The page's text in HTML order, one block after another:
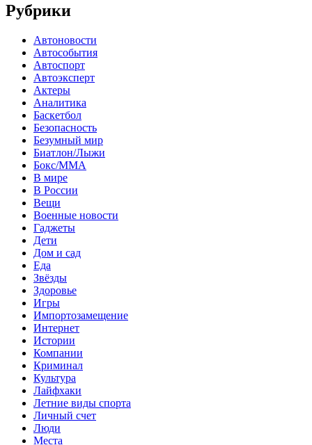
Рубрики
Автоновости
Автособытия
Автоспорт
Автоэксперт
Актеры
Аналитика
Баскетбол
Безопасность
Безумный мир
Биатлон/Лыжи
Бокс/MMA
В мире
В России
Вещи
Военные новости
Гаджеты
Дети
Дом и сад
Еда
Звёзды
Здоровье
Игры
Импортозамещение
Интернет
Истории
Компании
Криминал
Культура
Лайфхаки
Летние виды спорта
Личный счет
Люди
Места